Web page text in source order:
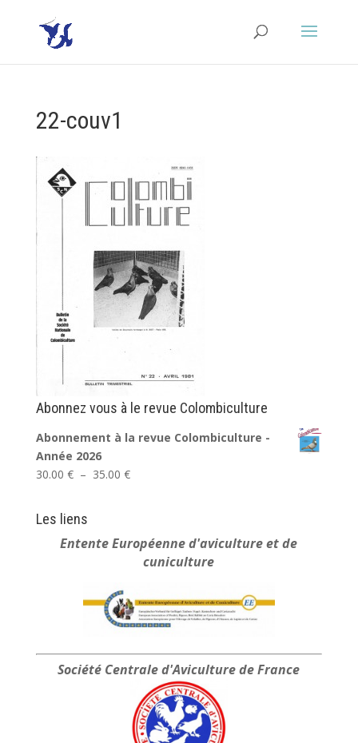
22-couv1
Abonnez vous à le revue Colombiculture
Abonnement à la revue Colombiculture -
Année 2026
30.00 € – 35.00 €Plage
à
35.00 €
Les liens
Entente Européenned'aviculture et de
cuniculture
Société Centraled'Aviculture de France